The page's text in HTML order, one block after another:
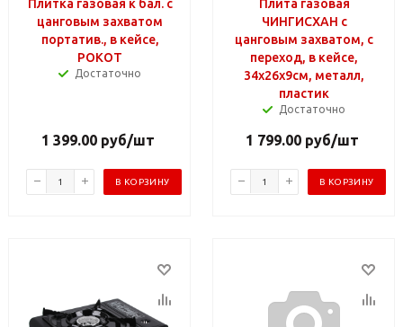
Плитка газовая к бал. с
цанговым захватом
портатив., в кейсе,
РОКОТ
Достаточно
1 399.00 руб/шт
В КОРЗИНУ
Плита газовая
ЧИНГИСХАН с
цанговым захватом, с
переход, в кейсе,
34х26х9см, металл,
пластик
Достаточно
1 799.00 руб/шт
В КОРЗИНУ